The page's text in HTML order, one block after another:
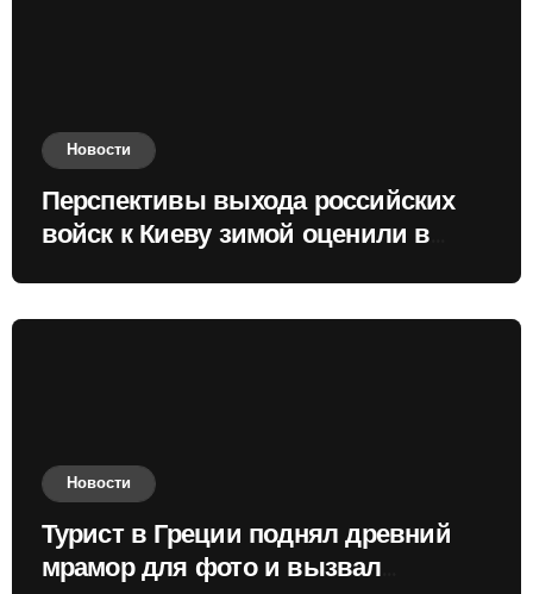
Новости
Перспективы выхода российских
войск к Киеву зимой оценили в
Новости
Турист в Греции поднял древний
мрамор для фото и вызвал